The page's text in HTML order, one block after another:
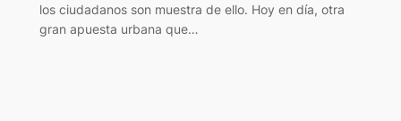
los ciudadanos son muestra de ello. Hoy en día, otra
gran apuesta urbana que…